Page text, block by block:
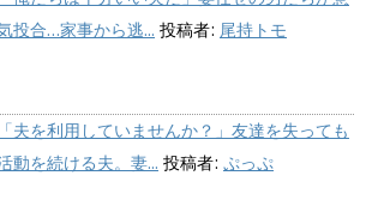
投合…家事から逃... 投稿者: 尾持トモ
「夫を利用していませんか？」友達を失っても
動を続ける夫。妻... 投稿者: ぷっぷ